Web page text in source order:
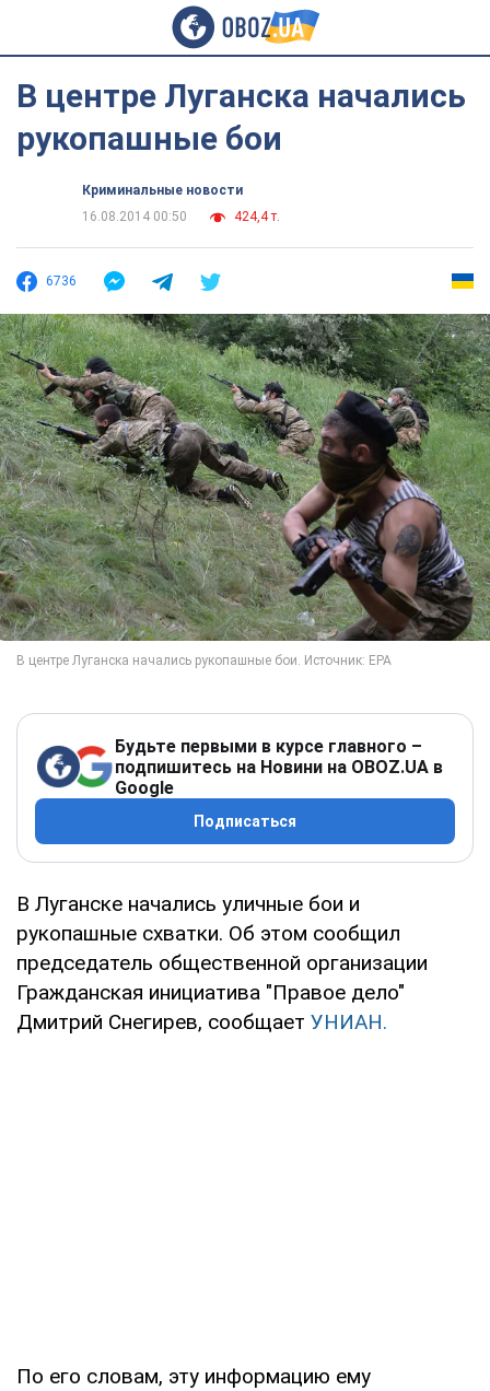
В центре Луганска начались
рукопашные бои
Криминальные новости
16.08.2014 00:50
424,4 т.
6736
Будьте первыми в курсе главного –
подпишитесь на Новини на OBOZ.UA в
Google
Подписаться
В Луганске начались уличные бои и
рукопашные схватки. Об этом сообщил
председатель общественной организации
Гражданская инициатива "Правое дело"
Дмитрий Снегирев, сообщает УНИАН.
По его словам, эту информацию ему